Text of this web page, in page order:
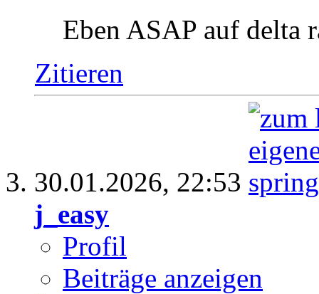
Eben ASAP auf delta
Zitieren
30.01.2026, 22:53
j_easy
Profil
Beiträge anzeigen